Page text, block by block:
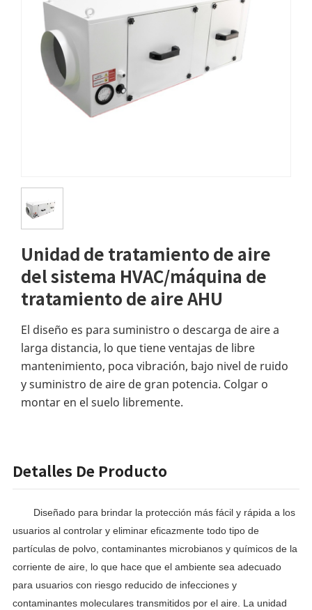
Unidad de tratamiento de aire
del sistema HVAC/máquina de
tratamiento de aire AHU
El diseño es para suministro o descarga de aire a
larga distancia, lo que tiene ventajas de libre
mantenimiento, poca vibración, bajo nivel de ruido
y suministro de aire de gran potencia. Colgar o
montar en el suelo libremente.
Detalles De Producto
Diseñado para brindar la protección más fácil y rápida a los
usuarios al controlar y eliminar eficazmente todo tipo de
partículas de polvo, contaminantes microbianos y químicos de la
corriente de aire, lo que hace que el ambiente sea adecuado
para usuarios con riesgo reducido de infecciones y
contaminantes moleculares transmitidos por el aire. La unidad